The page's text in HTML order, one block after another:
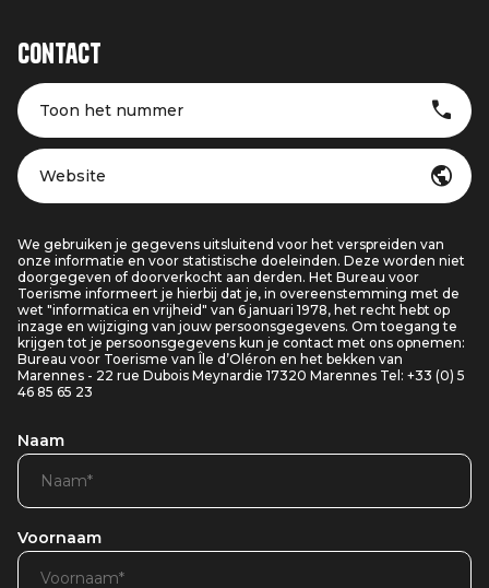
Contact
Toon het nummer
Website
We gebruiken je gegevens uitsluitend voor het verspreiden van
onze informatie en voor statistische doeleinden. Deze worden niet
doorgegeven of doorverkocht aan derden. Het Bureau voor
Toerisme informeert je hierbij dat je, in overeenstemming met de
wet "informatica en vrijheid" van 6 januari 1978, het recht hebt op
inzage en wijziging van jouw persoonsgegevens. Om toegang te
krijgen tot je persoonsgegevens kun je contact met ons opnemen:
Bureau voor Toerisme van Île d’Oléron en het bekken van
Marennes - 22 rue Dubois Meynardie 17320 Marennes Tel: +33 (0) 5
46 85 65 23
Naam
Voornaam